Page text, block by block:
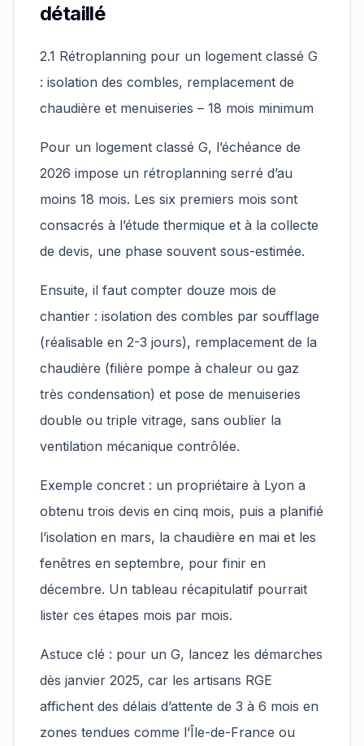
détaillé
2.1 Rétroplanning pour un logement classé G
: isolation des combles, remplacement de
chaudière et menuiseries – 18 mois minimum
Pour un logement classé G, l’échéance de
2026 impose un rétroplanning serré d’au
moins 18 mois. Les six premiers mois sont
consacrés à l’étude thermique et à la collecte
de devis, une phase souvent sous-estimée.
Ensuite, il faut compter douze mois de
chantier : isolation des combles par soufflage
(réalisable en 2-3 jours), remplacement de la
chaudière (filière pompe à chaleur ou gaz
très condensation) et pose de menuiseries
double ou triple vitrage, sans oublier la
ventilation mécanique contrôlée.
Exemple concret : un propriétaire à Lyon a
obtenu trois devis en cinq mois, puis a planifié
l’isolation en mars, la chaudière en mai et les
fenêtres en septembre, pour finir en
décembre. Un tableau récapitulatif pourrait
lister ces étapes mois par mois.
Astuce clé : pour un G, lancez les démarches
dès janvier 2025, car les artisans RGE
affichent des délais d’attente de 3 à 6 mois en
zones tendues comme l’Île-de-France ou